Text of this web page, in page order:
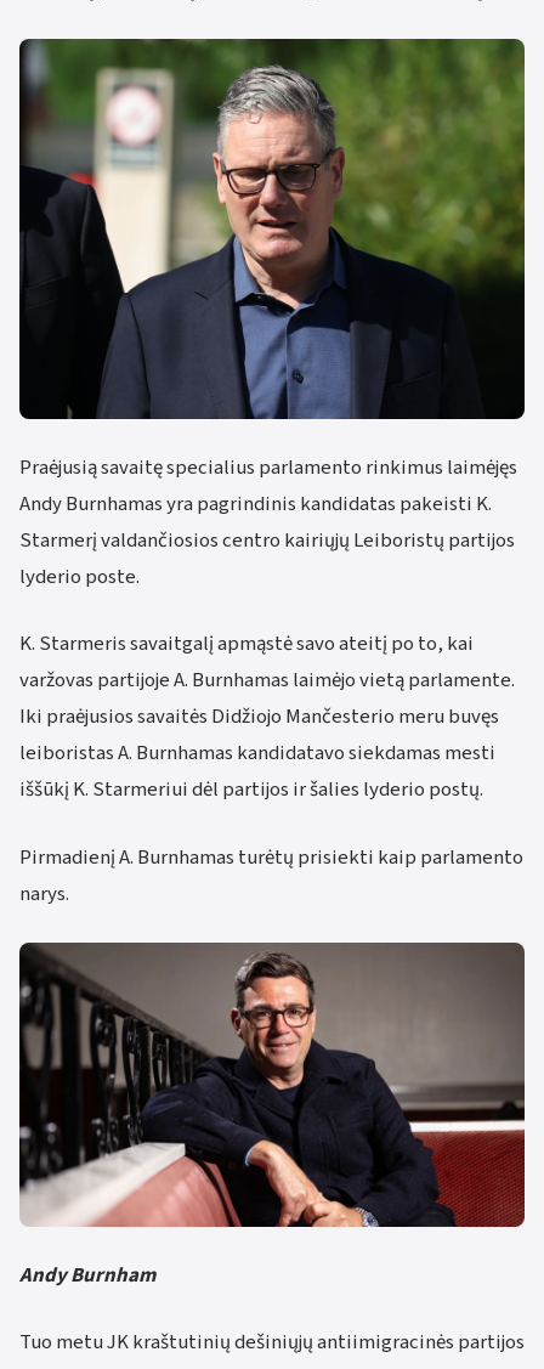
Praėjusią savaitę specialius parlamento rinkimus laimėjęs
Andy Burnhamas yra pagrindinis kandidatas pakeisti K.
Starmerį valdančiosios centro kairiųjų Leiboristų partijos
lyderio poste.
K. Starmeris savaitgalį apmąstė savo ateitį po to, kai
varžovas partijoje A. Burnhamas laimėjo vietą parlamente.
Iki praėjusios savaitės Didžiojo Mančesterio meru buvęs
leiboristas A. Burnhamas kandidatavo siekdamas mesti
iššūkį K. Starmeriui dėl partijos ir šalies lyderio postų.
Pirmadienį A. Burnhamas turėtų prisiekti kaip parlamento
narys.
Andy Burnham
Tuo metu JK kraštutinių dešiniųjų antiimigracinės partijos